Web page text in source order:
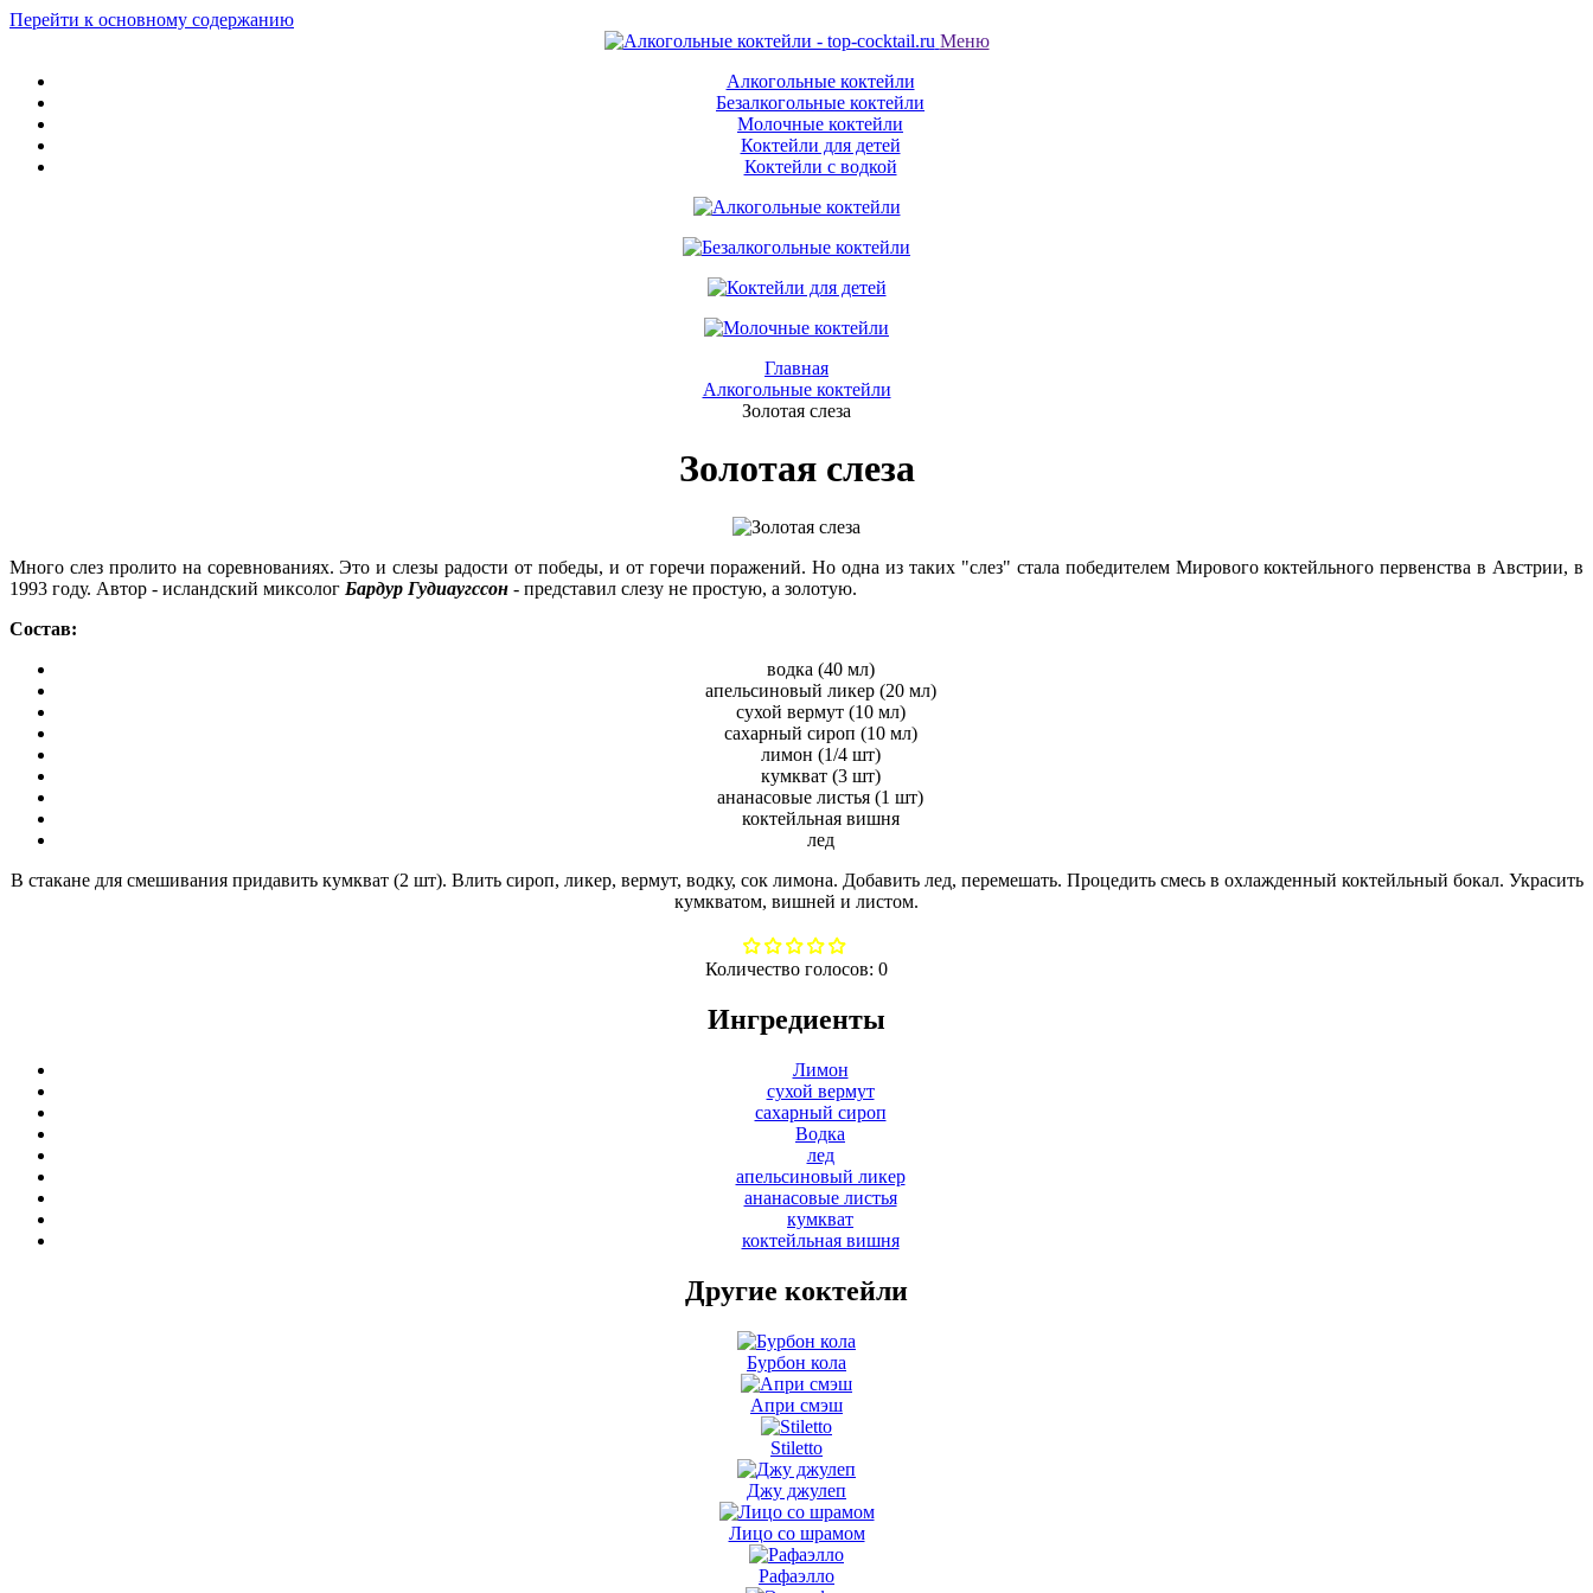
Перейти к основному содержанию
Меню
Алкогольные коктейли
Безалкогольные коктейли
Молочные коктейли
Коктейли для детей
Коктейли с водкой
Главная
Алкогольные коктейли
Золотая слеза
Золотая слеза
Много слез пролито на соревнованиях. Это и слезы радости от победы, и от горечи поражений. Но одна из таких "слез" стала победителем Мирового коктейльного первенства в Австрии, в
1993 году. Автор - исландский миксолог Бардур Гудиаугссон - представил слезу не простую, а золотую.
Состав:
водка (40 мл)
апельсиновый ликер (20 мл)
сухой вермут (10 мл)
сахарный сироп (10 мл)
лимон (1/4 шт)
кумкват (3 шт)
ананасовые листья (1 шт)
коктейльная вишня
лед
В стакане для смешивания придавить кумкват (2 шт). Влить сироп, ликер, вермут, водку, сок лимона. Добавить лед, перемешать. Процедить смесь в охлажденный коктейльный бокал. Украсить
кумкватом, вишней и листом.
Количество голосов: 0
Ингредиенты
Лимон
сухой вермут
сахарный сироп
Водка
лед
апельсиновый ликер
ананасовые листья
кумкват
коктейльная вишня
Другие коктейли
Бурбон кола
Апри смэш
Stiletto
Джу джулеп
Лицо со шрамом
Рафаэлло